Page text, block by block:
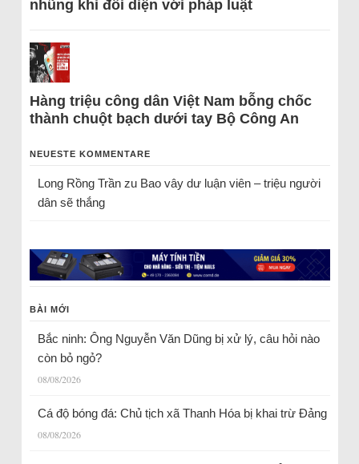
nhũng khi đối diện với pháp luật
Hàng triệu công dân Việt Nam bỗng chốc
thành chuột bạch dưới tay Bộ Công An
NEUESTE KOMMENTARE
Long Rồng Trầnzu Bao vây dư luận viên – triệu người
dân sẽ thắng
BÀI MỚI
Bắc ninh: Ông Nguyễn Văn Dũng bị xử lý, câu hỏi nào
còn bỏ ngỏ?
08/08/2026
Cá độ bóng đá: Chủ tịch xã Thanh Hóa bị khai trừ Đảng
08/08/2026